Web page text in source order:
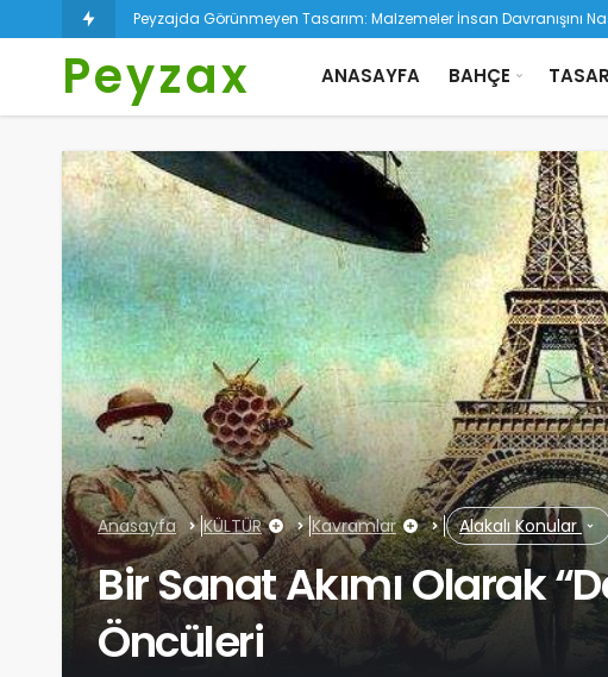
Peyzajda Görünmeyen Tasarım: Malzemeler İnsan Davranışını
Peyzax ANASAYFA BAHÇE
Anasayfa KÜLTÜR Kavramlar Alakalı Konular
Bir Sanat Akımı Olarak
Öncüleri